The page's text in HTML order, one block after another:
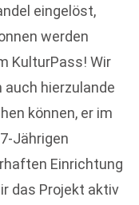
eingelöst,
werden
KulturPass! Wir
hierzulande
können, er im
Jährigen
Einrichtung
das Projekt aktiv